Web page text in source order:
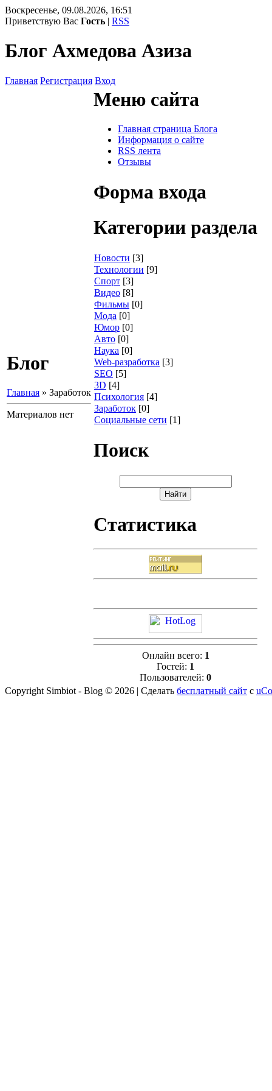
Воскресенье, 09.08.2026, 16:51
Приветствую Вас Гость | RSS
Блог Ахмедова Азиза
Главная Регистрация Вход
Блог
Главная » Заработок
Материалов нет
Меню сайта
Главная страница Блога
Информация о сайте
RSS лента
Отзывы
Форма входа
Категории раздела
Новости [3]
Технологии [9]
Спорт [3]
Видео [8]
Фильмы [0]
Мода [0]
Юмор [0]
Авто [0]
Наука [0]
Web-разработка [3]
SEO [5]
3D [4]
Психология [4]
Заработок [0]
Социальные сети [1]
Поиск
Статистика
Онлайн всего: 1
Гостей: 1
Пользователей: 0
Copyright Simbiot - Blog © 2026 | Сделать бесплатный сайт с